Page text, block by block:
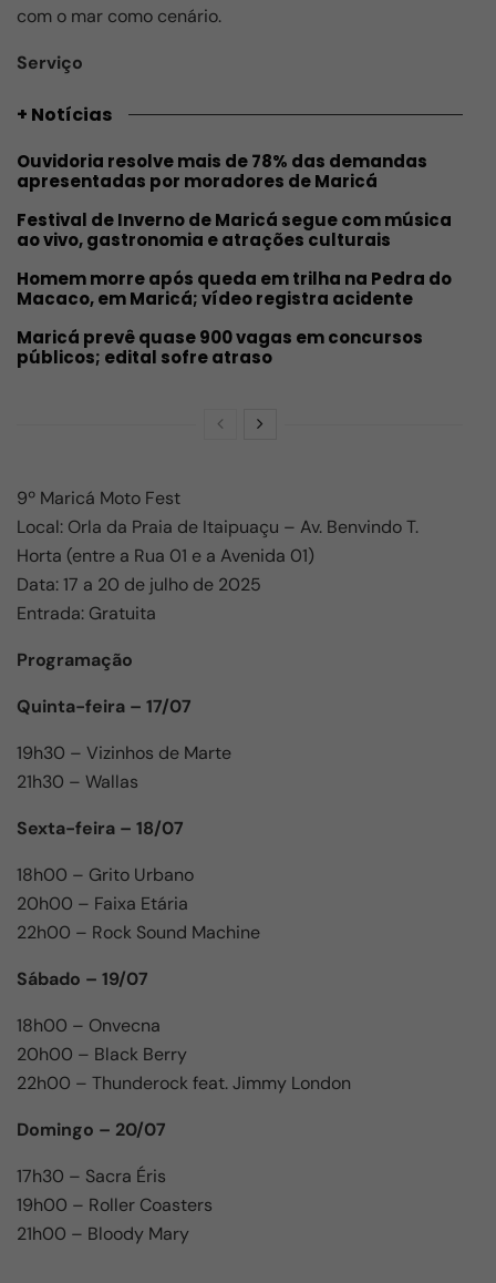
com o mar como cenário.
Serviço
+ Notícias
Ouvidoria resolve mais de 78% das demandas
apresentadas por moradores de Maricá
Festival de Inverno de Maricá segue com música
ao vivo, gastronomia e atrações culturais
Homem morre após queda em trilha na Pedra do
Macaco, em Maricá; vídeo registra acidente
Maricá prevê quase 900 vagas em concursos
públicos; edital sofre atraso
9º Maricá Moto Fest
Local: Orla da Praia de Itaipuaçu – Av. Benvindo T.
Horta (entre a Rua 01 e a Avenida 01)
Data: 17 a 20 de julho de 2025
Entrada: Gratuita
Programação
Quinta-feira – 17/07
19h30 – Vizinhos de Marte
21h30 – Wallas
Sexta-feira – 18/07
18h00 – Grito Urbano
20h00 – Faixa Etária
22h00 – Rock Sound Machine
Sábado – 19/07
18h00 – Onvecna
20h00 – Black Berry
22h00 – Thunderock feat. Jimmy London
Domingo – 20/07
17h30 – Sacra Éris
19h00 – Roller Coasters
21h00 – Bloody Mary